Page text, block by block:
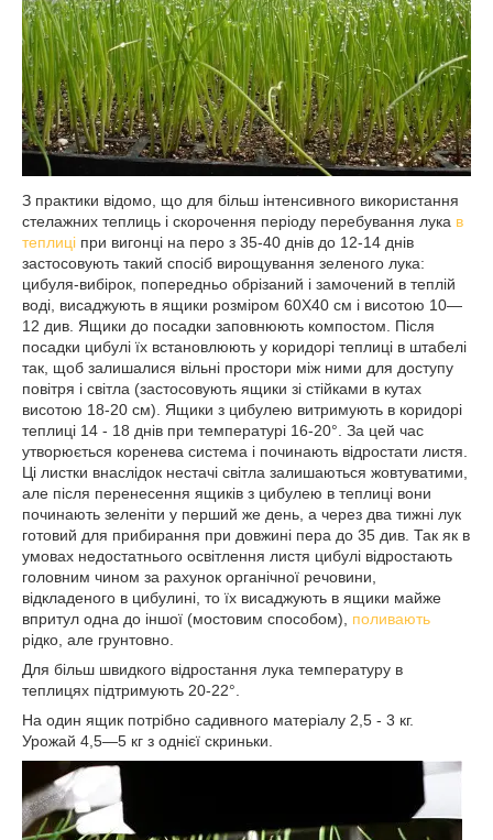
З практики відомо, що для більш інтенсивного використання
стелажних теплиць і скорочення періоду перебування лука в
теплиці при вигонці на перо з 35-40 днів до 12-14 днів
застосовують такий спосіб вирощування зеленого лука:
цибуля-вибірок, попередньо обрізаний і замочений в теплій
воді, висаджують в ящики розміром 60X40 см і висотою 10—
12 див. Ящики до посадки заповнюють компостом. Після
посадки цибулі їх встановлюють у коридорі теплиці в штабелі
так, щоб залишалися вільні простори між ними для доступу
повітря і світла (застосовують ящики зі стійками в кутах
висотою 18-20 см). Ящики з цибулею витримують в коридорі
теплиці 14 - 18 днів при температурі 16-20°. За цей час
утворюється коренева система і починають відростати листя.
Ці листки внаслідок нестачі світла залишаються жовтуватими,
але після перенесення ящиків з цибулею в теплиці вони
починають зеленіти у перший же день, а через два тижні лук
готовий для прибирання при довжині пера до 35 див. Так як в
умовах недостатнього освітлення листя цибулі відростають
головним чином за рахунок органічної речовини,
відкладеного в цибулині, то їх висаджують в ящики майже
впритул одна до іншої (мостовим способом), поливають
рідко, але грунтовно.
Для більш швидкого відростання лука температуру в
теплицях підтримують 20-22°.
На один ящик потрібно садивного матеріалу 2,5 - 3 кг.
Урожай 4,5—5 кг з однієї скриньки.